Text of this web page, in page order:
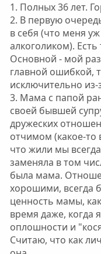
1. Полных 36 лет.
2. В первую
в себя (что меня
алкоголиком).
Основной - мой
главной ошибкой,
исключительно
3. Мама с папой
своей бывшей
дружеских
отчимом (какое-то
что жили мы
заменяла в том
была мама.
хорошими, всегда
ценность мамы,
время даже, когда
оплошности и
Считаю, что как